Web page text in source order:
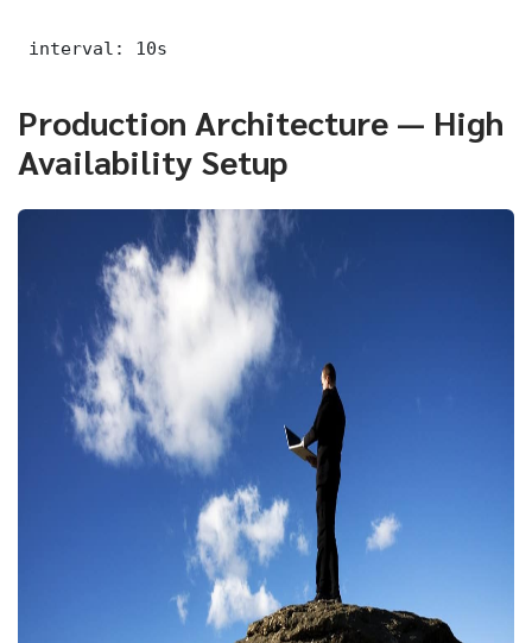
interval: 10s
Production Architecture — High
Availability Setup